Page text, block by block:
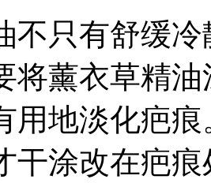
不只有舒缓
将薰衣草精
用地淡化疤
干涂改在疤